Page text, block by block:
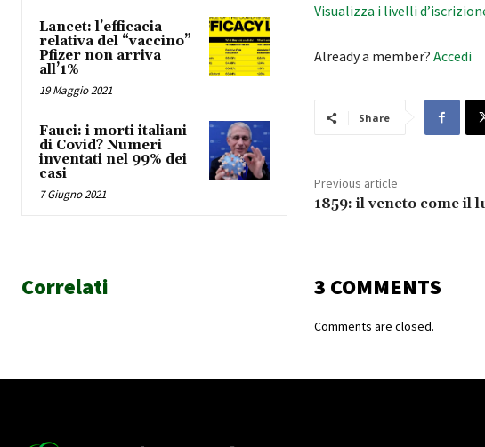
Lancet: l’efficacia
relativa del “vaccino”
Pfizer non arriva
all’1%
19 Maggio 2021
Fauci: i morti italiani
di Covid? Numeri
inventati nel 99% dei
casi
7 Giugno 2021
Visualizza i livelli
Already a member? Accedi
Share
Previous article
1859: il veneto come il
Correlati 3 COMMENTS
Comments are closed.